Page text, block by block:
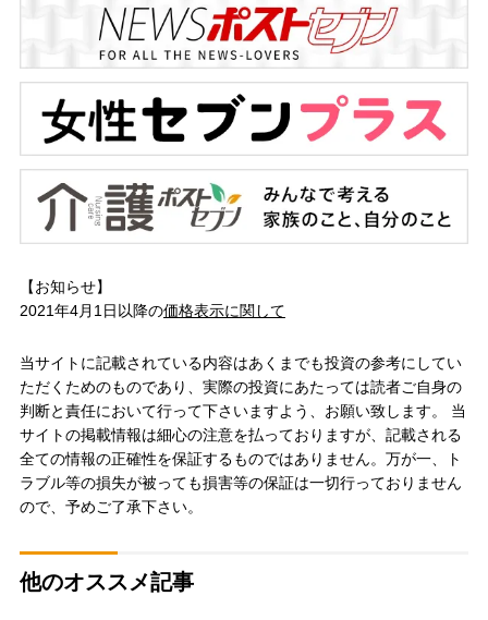
【お知らせ】
2021年4月1日以降の価格表示に関して
当サイトに記載されている内容はあくまでも投資の参考にしてい
ただくためのものであり、実際の投資にあたっては読者ご自身の
判断と責任において行って下さいますよう、お願い致します。 当
サイトの掲載情報は細心の注意を払っておりますが、記載される
全ての情報の正確性を保証するものではありません。万が一、ト
ラブル等の損失が被っても損害等の保証は一切行っておりません
ので、予めご了承下さい。
他のオススメ記事